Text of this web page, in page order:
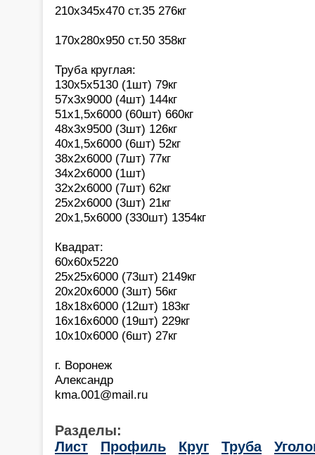
210х345х470 ст.35 276кг
170х280х950 ст.50 358кг
Труба круглая:
130х5х5130 (1шт) 79кг
57х3х9000 (4шт) 144кг
51х1,5х6000 (60шт) 660кг
48х3х9500 (3шт) 126кг
40х1,5х6000 (6шт) 52кг
38х2х6000 (7шт) 77кг
34х2х6000 (1шт)
32х2х6000 (7шт) 62кг
25х2х6000 (3шт) 21кг
20х1,5х6000 (330шт) 1354кг
Квадрат:
60х60х5220
25х25х6000 (73шт) 2149кг
20х20х6000 (3шт) 56кг
18х18х6000 (12шт) 183кг
16х16х6000 (19шт) 229кг
10х10х6000 (6шт) 27кг
г. Воронеж
Александр
kma.001@mail.ru
Разделы:
Лист
Профиль Круг Труба